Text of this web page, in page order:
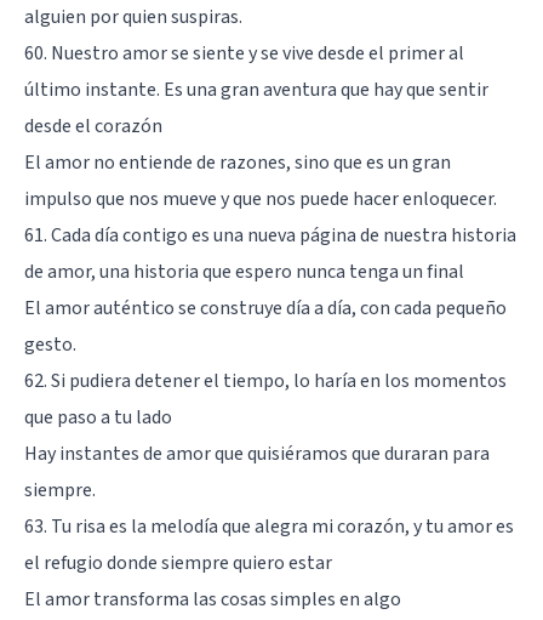
alguien por quien suspiras.
60. Nuestro amor se siente y se vive desde el primer al
último instante. Es una gran aventura que hay que sentir
desde el corazón
El amor no entiende de razones, sino que es un gran
impulso que nos mueve y que nos puede hacer enloquecer.
61. Cada día contigo es una nueva página de nuestra historia
de amor, una historia que espero nunca tenga un final
El amor auténtico se construye día a día, con cada pequeño
gesto.
62. Si pudiera detener el tiempo, lo haría en los momentos
que paso a tu lado
Hay instantes de amor que quisiéramos que duraran para
siempre.
63. Tu risa es la melodía que alegra mi corazón, y tu amor es
el refugio donde siempre quiero estar
El amor transforma las cosas simples en algo